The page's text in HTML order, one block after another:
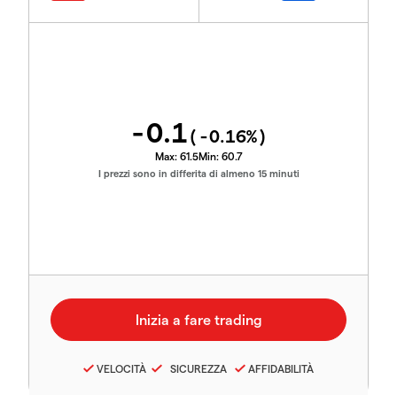
-0.1( -0.16%)
Max: 61.5Min: 60.7
I prezzi sono in differita di almeno 15 minuti
VELOCITÀ SICUREZZA AFFIDABILITÀ